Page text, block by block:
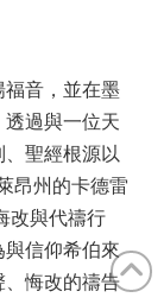
音，並在墨
過與一位天
聖經根源以
昂州的卡德雷
改與代禱行
信仰希伯來
悔改的禱告